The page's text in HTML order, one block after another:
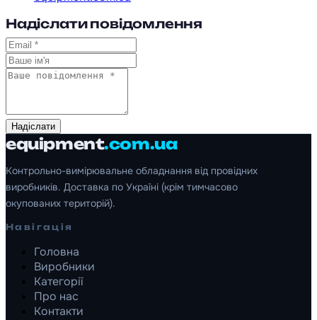
Надіслати повідомлення
Надіслати
equipment.com.ua
Контрольно-вимірювальне обладнання від провідних
виробників. Доставка по Україні (крім тимчасово
окупованих територій).
Навігація
Головна
Виробники
Категорії
Про нас
Контакти